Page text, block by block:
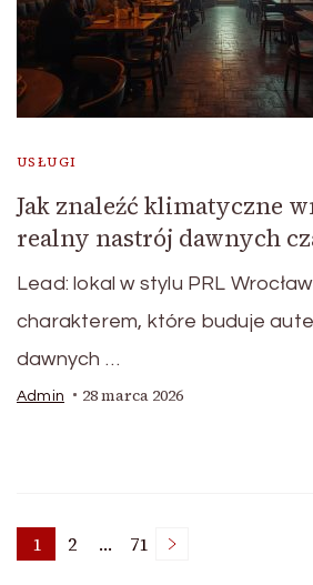
USŁUGI
Jak znaleźć klimatyczne
realny nastrój dawnych
Lead: lokal w stylu PRL
charakterem, które buduje
dawnych …
Admin 28 marca 2026
Stronicowanie
Strona
1 Strona
2 … Strona
71